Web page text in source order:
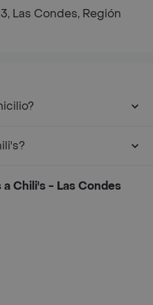
Las Condes, Región
Chili's - Las Condes